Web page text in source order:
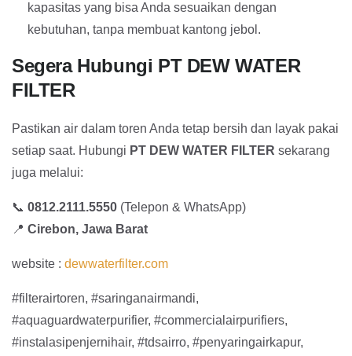
kapasitas yang bisa Anda sesuaikan dengan
kebutuhan, tanpa membuat kantong jebol.
Segera Hubungi PT DEW WATER
FILTER
Pastikan air dalam toren Anda tetap bersih dan layak pakai
setiap saat. Hubungi PT DEW WATER FILTER sekarang
juga melalui:
📞 0812.2111.5550 (Telepon & WhatsApp)
📍 Cirebon, Jawa Barat
website : dewwaterfilter.com
#filterairtoren, #saringanairmandi,
#aquaguardwaterpurifier, #commercialairpurifiers,
#instalasipenjernihair, #tdsairro, #penyaringairkapur,